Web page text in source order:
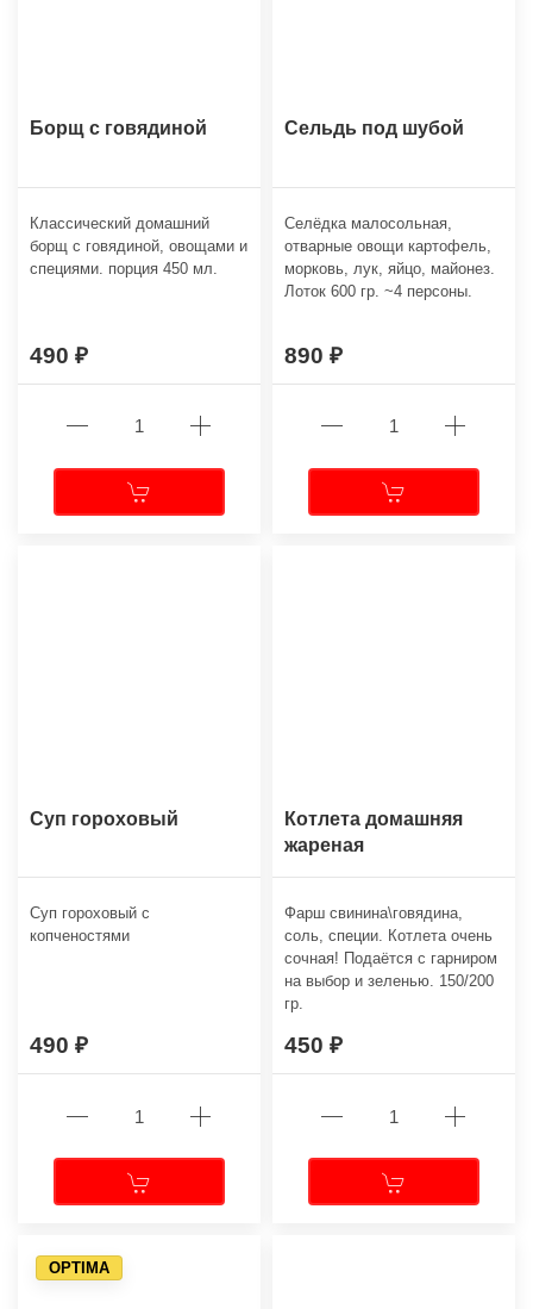
Борщ с говядиной
Классический домашний
борщ с говядиной, овощами и
специями. порция 450 мл.
490
Сельдь под шубой
Селёдка малосольная,
отварные овощи картофель,
морковь, лук, яйцо, майонез.
Лоток 600 гр. ~4 персоны.
890
Суп гороховый
Суп гороховый с
копченостями
490
Котлета домашняя
жареная
Фарш свинина\говядина,
соль, специи. Котлета очень
сочная! Подаётся с гарниром
на выбор и зеленью. 150/200
гр.
450
OPTIMA